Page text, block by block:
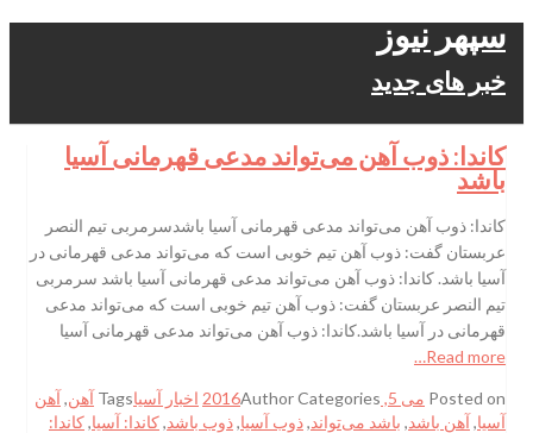
سپهر نیوز
خبر های جدید
کاندا: ذوب آهن می‌تواند مدعی قهرمانی آسیا
باشد
کاندا: ذوب آهن می‌تواند مدعی قهرمانی آسیا باشدسرمربی تیم النصر
عربستان گفت: ذوب آهن تیم خوبی است که می‌تواند مدعی قهرمانی در
آسیا باشد. کاندا: ذوب آهن می‌تواند مدعی قهرمانی آسیا باشد سرمربی
تیم النصر عربستان گفت: ذوب آهن تیم خوبی است که می‌تواند مدعی
قهرمانی در آسیا باشد.کاندا: ذوب آهن می‌تواند مدعی قهرمانی آسیا
Read more…
Posted on می 5, 2016 AuthorCategories اخبار آسیاTags آهن,آهن
آسیا,آهن باشد, باشد می‌تواند,ذوب آسیا,ذوب باشد,کاندا: آسیا,کاندا: